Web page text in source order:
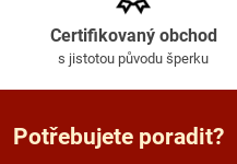
Certifikovaný obchod
s jistotou původu šperku
Potřebujete poradit?